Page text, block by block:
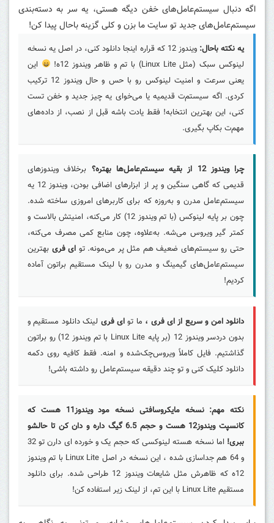
اگه دنبال سیستم‌عامل‌های خفن دیگه هستی، یه سر به دسته‌بندی
سیستم‌عامل‌های جدید تو سایت ما بزن و کلی گزینه باحال پیدا کن!
یه نکته باحال:
ویندوز 12 که قراره اینجا دانلود کنی، در اصل یه نسخه
لینوکس سبک (مثل Linux Lite) با تم و ظاهر ویندوز 12ه!
این
یعنی سرعت و امنیت لینوکس رو با حس و حال ویندوز 12 ترکیب
کردی. اگه سیستم‌ت قدیمیه یا می‌خوای یه چیز جدید و خفن تست
کنی، این بهترین انتخابه! فقط یادت باشه قبل از نصب، از داده‌های
مهم‌ت بکاپ بگیری.
چرا ویندوز 12 از بقیه سیستم‌عامل‌ها بهتره؟
برخلاف ویندوزهای
قدیمی که گاهی سنگین و پر از ابزارهای اضافی بودن، ویندوز 12 یه
سیستم‌عامل مدرن و به‌روزه که برای کاربرهای امروزی ساخته شده.
چون بر پایه لینوکس (با تم ویندوز 12) کار می‌کنه، امنیتش بالاست و
کمتر گیر ویروس می‌شه. به‌علاوه، چون منابع کمی مصرف می‌کنه،
حتی رو سیستم‌های ضعیف هم مثل پر می‌مونه. تو ای فری بهترین
سیستم‌عامل‌های گیمینگ و مدرن رو با لینک مستقیم براتون آماده
کردیم!
دانلود امن و سریع از ای فری ، ما تو ای فری لینک دانلود مستقیم و
بدون دردسر ویندوز 12 (بر پایه Linux Lite با تم ویندوز 12) رو براتون
گذاشتیم. فایل کاملاً ویروس‌چک‌شده و امنه. فقط کافیه روی دکمه
دانلود کلیک کنی و تو چند دقیقه سیستم‌عامل رو داشته باشی!
نکته مهم: نسخه مایکروسافتی نسخه مود ویندوز11 هست که
کانسپت ویندوز12 هست و حجم 6.5 گیگ داره و دان کن تا حالشو
ببری!
اما نسخه هسته لینوکسی که حجم یک و خورده ای دارن تو 32
و 64 هم جداسازی شده ، این نسخه در اصل Linux Lite با تم ویندوز
12ه که ظاهرش مثل شایعات ویندوز 12 طراحی شده. برای دانلود
مستقیم Linux Lite با این تم، از لینک زیر استفاده کن!